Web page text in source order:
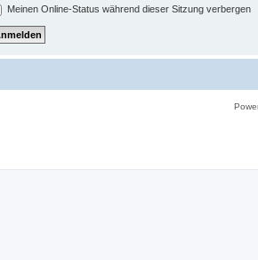
Meinen Online-Status während dieser Sitzung verbergen